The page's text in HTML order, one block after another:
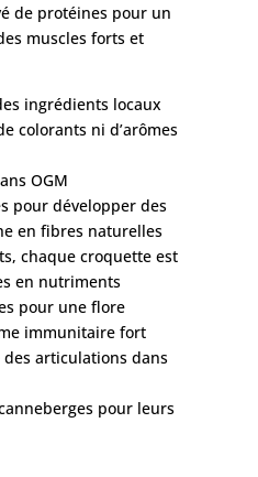
de protéines pour un
muscles forts et
ingrédients locaux
colorants ni d’arômes
OGM
pour développer des
en fibres naturelles
chaque croquette est
en nutriments
pour une flore
immunitaire fort
des articulations dans
pour leurs